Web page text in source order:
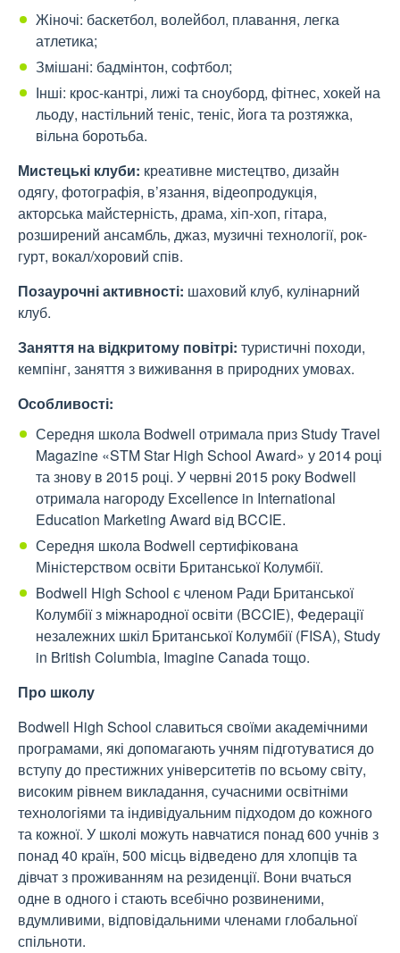
Жіночі: баскетбол, волейбол, плавання, легка
атлетика;
Змішані: бадмінтон, софтбол;
Інші: крос-кантрі, лижі та сноуборд, фітнес, хокей на
льоду, настільний теніс, теніс, йога та розтяжка,
вільна боротьба.
Мистецькі клуби: креативне мистецтво, дизайн
одягу, фотографія, в’язання, відеопродукція,
акторська майстерність, драма, хіп-хоп, гітара,
розширений ансамбль, джаз, музичні технології, рок-
гурт, вокал/хоровий спів.
Позаурочні активності: шаховий клуб, кулінарний
клуб.
Заняття на відкритому повітрі: туристичні походи,
кемпінг, заняття з виживання в природних умовах.
Особливості:
Середня школа Bodwell отримала приз Study Travel
Magazine «STM Star High School Award» у 2014 році
та знову в 2015 році. У червні 2015 року Bodwell
отримала нагороду Excellence in International
Education Marketing Award від BCCIE.
Середня школа Bodwell сертифікована
Міністерством освіти Британської Колумбії.
Bodwell High School є членом Ради Британської
Колумбії з міжнародної освіти (BCCIE), Федерації
незалежних шкіл Британської Колумбії (FISA), Study
in British Columbia, Imagine Canada тощо.
Про школу
Bodwell High School славиться своїми академічними
програмами, які допомагають учням підготуватися до
вступу до престижних університетів по всьому світу,
високим рівнем викладання, сучасними освітніми
технологіями та індивідуальним підходом до кожного
та кожної. У школі можуть навчатися понад 600 учнів з
понад 40 країн, 500 місць відведено для хлопців та
дівчат з проживанням на резиденції. Вони вчаться
одне в одного і стають всебічно розвиненими,
вдумливими, відповідальними членами глобальної
спільноти.